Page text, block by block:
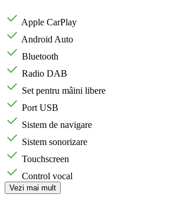
Apple CarPlay
Android Auto
Bluetooth
Radio DAB
Set pentru mâini libere
Port USB
Sistem de navigare
Sistem sonorizare
Touchscreen
Control vocal
Vezi mai mult